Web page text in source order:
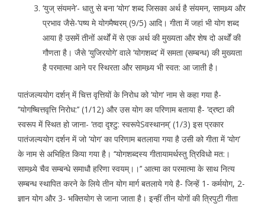
‘युज् संयमने’- धातु से बना ‘योग’ शब्द जिसका अर्थ है संयमन, सामथ्र्य और
प्रभाव जैसे-’पष्य मे योगमैष्वरम् (9/5) आदि। गीता में जहां भी योग शब्द
आया है उसमें तीनों अर्थों में से एक अर्थ की मुख्यता और शेष दो अर्थों की
गौणता है। जैसे ‘युजिरयोगे’ वाले ‘योगशब्द’ में समता (सम्बन्ध) की मुख्यता
है परमात्मा आने पर स्थिरता और सामथ्र्य भी स्वत: आ जाती है।
पातंजल्ययोग दर्शन् में चित्त वृत्तियों के निरोध को ‘योग’ नाम से कहा गया है-
‘‘योगष्चित्तवृत्ति निरोध:’’ (1/12) और उस योग का परिणाम बताया है- ‘द्रष्टा की
स्वरूप में स्थित हो जाना- ‘तदा दृश्टु: स्वरूपेSवस्थानम्’ (1/3) इस प्रकार
पातंजल्ययोग दर्शन में जो ‘योग’ का परिणाम बतलाया गया है उसी को गीता में ‘योग’
के नाम से अभिहित किया गया है। ‘‘योगशब्दस्य गीतायामर्थस्तु त्रिविधो मत:।
सामथ्र्ये चैव सम्बन्धे समाधौ हरिणा स्वयम्।।’’ आत्मा का परमात्मा के साथ नित्य
सम्बन्ध स्थापित करने के लिये तीन योग मार्ग बतलाये गये है- जिन्हें 1- कर्मयोग, 2-
ज्ञान योग और 3- भक्तियोग से जाना जाता है। इन्हीं तीन योगों की त्रिपुटी गीता